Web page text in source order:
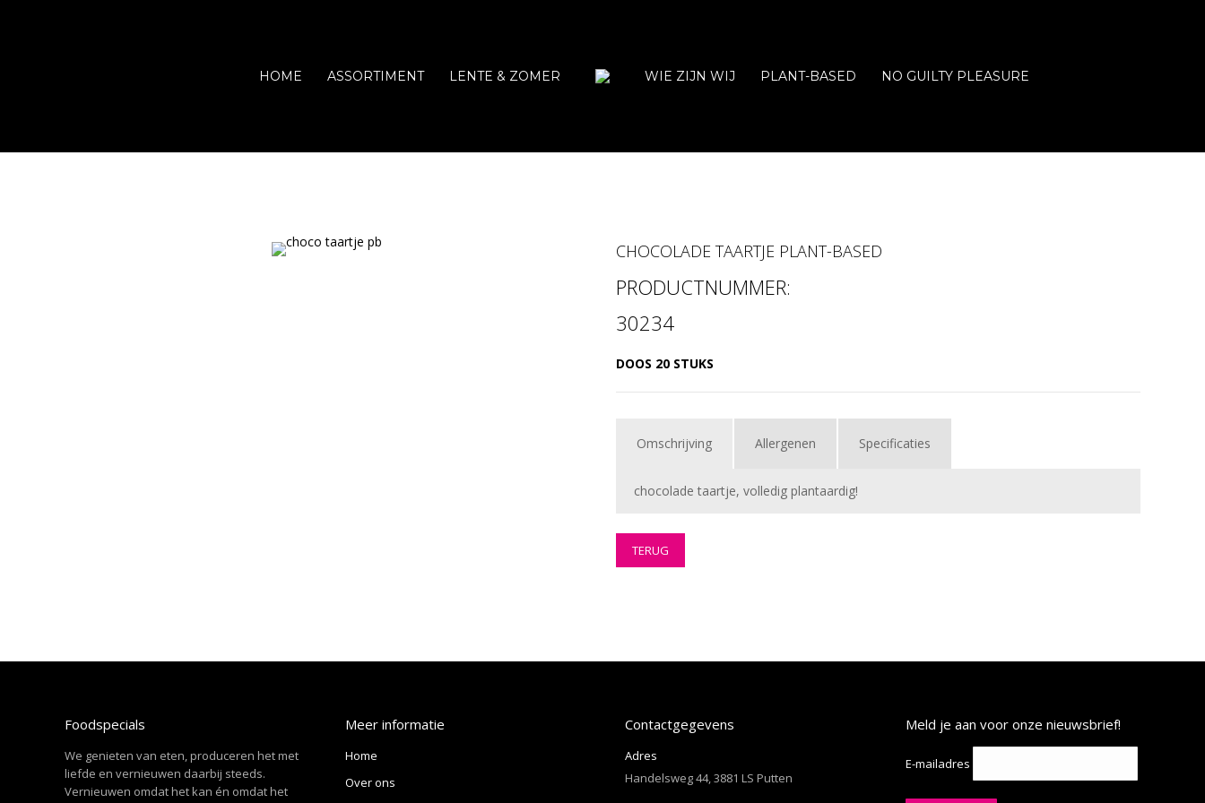
HOME ASSORTIMENT LENTE & ZOMER WIE ZIJN WIJ PLANT-BASED NO GUILTY PLEASURE
CHOCOLADE TAARTJE PLANT-BASED
PRODUCTNUMMER:
30234
DOOS 20 STUKS
Omschrijving Allergenen Specificaties
chocolade taartje, volledig plantaardig!
TERUG
Foodspecials
We genieten van eten, produceren het met
liefde en vernieuwen daarbij steeds.
Vernieuwen omdat het kan én omdat het
Meer informatie
Home
Over ons
Contactgegevens
Adres
Handelsweg 44, 3881 LS Putten
Meld je aan voor onze nieuwsbrief!
E-mailadres